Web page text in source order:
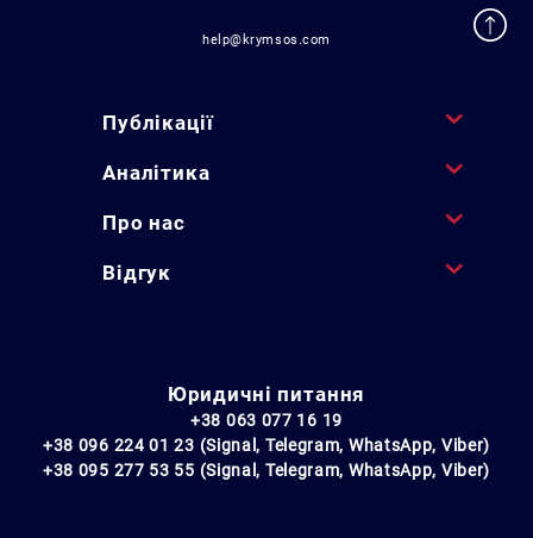
help@krymsos.com
Публікації
Аналітика
Про нас
Відгук
Юридичні питання
+38 063 077 16 19
+38 096 224 01 23 (Signal, Telegram, WhatsApp, Viber)
+38 095 277 53 55 (Signal, Telegram, WhatsApp, Viber)